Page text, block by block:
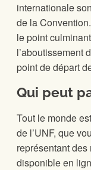
internationale
de la
le point
l’aboutissement
point de départ
Qui peut
Tout le monde
de l’UNF, que
représentant des
disponible en